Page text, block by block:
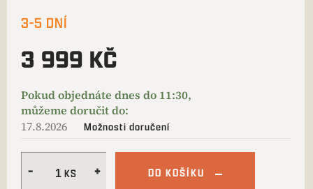
3-5 DNÍ
3 999 KČ
17.8.2026 Možnosti doručení
DO KOŠÍKU